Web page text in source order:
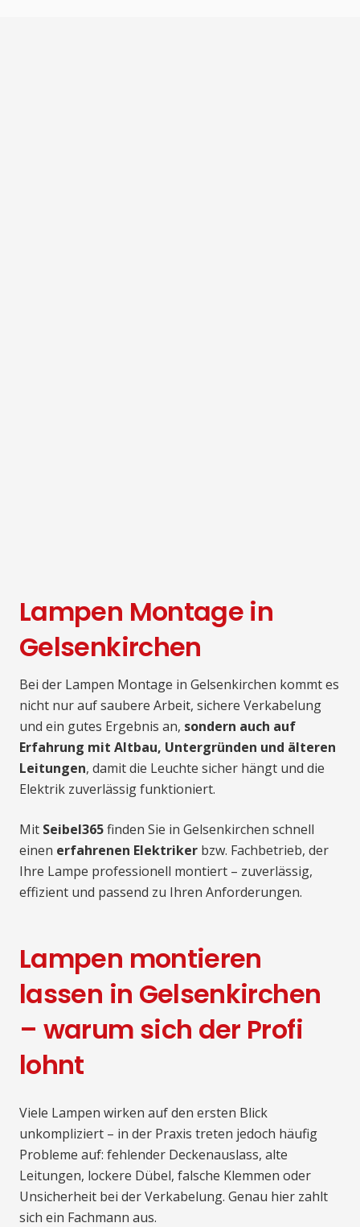
Lampen Montage in
Gelsenkirchen
Bei der Lampen Montage in Gelsenkirchen kommt es
nicht nur auf saubere Arbeit, sichere Verkabelung
und ein gutes Ergebnis an, sondern auch auf
Erfahrung mit Altbau, Untergründen und älteren
Leitungen, damit die Leuchte sicher hängt und die
Elektrik zuverlässig funktioniert.
Mit Seibel365finden Sie in Gelsenkirchen schnell
einen erfahrenen Elektriker bzw. Fachbetrieb, der
Ihre Lampe professionell montiert – zuverlässig,
effizient und passend zu Ihren Anforderungen.
Lampen montieren
lassen in Gelsenkirchen
– warum sich der Profi
lohnt
Viele Lampen wirken auf den ersten Blick
unkompliziert – in der Praxis treten jedoch häufig
Probleme auf: fehlender Deckenauslass, alte
Leitungen, lockere Dübel, falsche Klemmen oder
Unsicherheit bei der Verkabelung. Genau hier zahlt
sich ein Fachmann aus.